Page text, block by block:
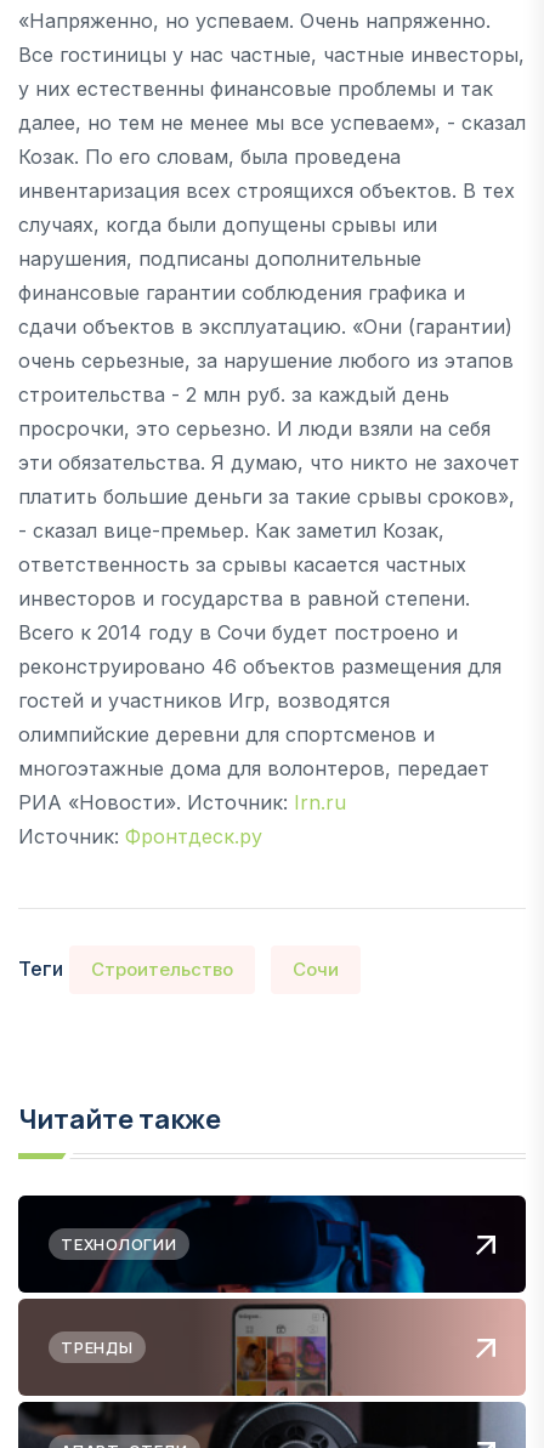
«Напряженно, но успеваем. Очень напряженно.
Все гостиницы у нас частные, частные инвесторы,
у них естественны финансовые проблемы и так
далее, но тем не менее мы все успеваем», - сказал
Козак. По его словам, была проведена
инвентаризация всех строящихся объектов. В тех
случаях, когда были допущены срывы или
нарушения, подписаны дополнительные
финансовые гарантии соблюдения графика и
сдачи объектов в эксплуатацию. «Они (гарантии)
очень серьезные, за нарушение любого из этапов
строительства - 2 млн руб. за каждый день
просрочки, это серьезно. И люди взяли на себя
эти обязательства. Я думаю, что никто не захочет
платить большие деньги за такие срывы сроков»,
- сказал вице-премьер. Как заметил Козак,
ответственность за срывы касается частных
инвесторов и государства в равной степени.
Всего к 2014 году в Сочи будет построено и
реконструировано 46 объектов размещения для
гостей и участников Игр, возводятся
олимпийские деревни для спортсменов и
многоэтажные дома для волонтеров, передает
РИА «Новости». Источник: Irn.ru
Источник: Фронтдеск.ру
Теги Строительство Сочи
Читайте также
ТЕХНОЛОГИИ
ТРЕНДЫ